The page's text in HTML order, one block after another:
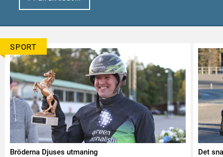
SPORT
Bröderna Djuses utmaning Det